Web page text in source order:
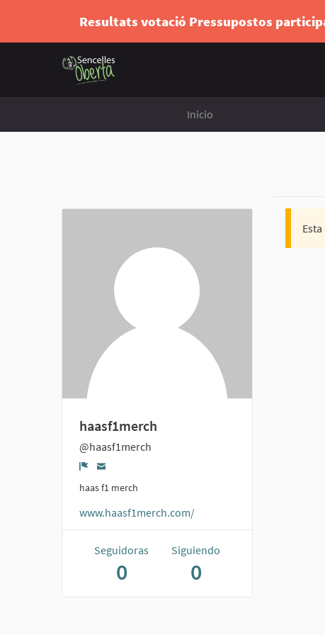
Resultats votació Pressupostos
Inicio
haasf1merch
@haasf1merch
Denunciar
haas f1 merch
www.haasf1merch.com/
Seguidoras
0
Siguiendo
0